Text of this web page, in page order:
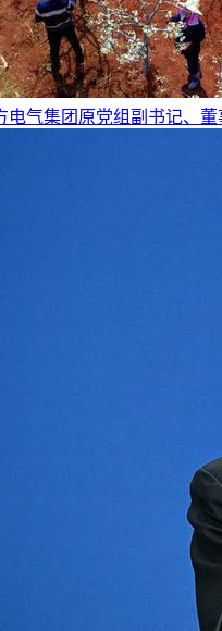
电气集团原党组副书记、